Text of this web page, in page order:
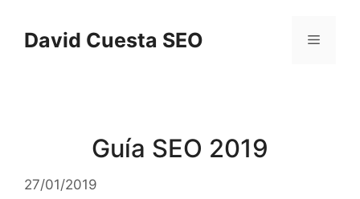
David Cuesta SEO Menú
Guía SEO 2019
27/01/2019